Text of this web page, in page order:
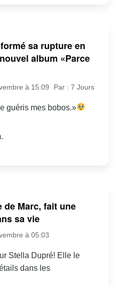
sa rupture en
album «Parce
à 15:09 Par : 7 Jours
guéris mes bobos.»
de Marc, fait une
sa vie
à 05:03
Stella Dupré! Elle le
dans les